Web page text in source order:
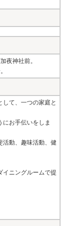
夜神社前。
て、一つの家庭と
お手伝いをしま
動、趣味活動、健
ニングルームで提